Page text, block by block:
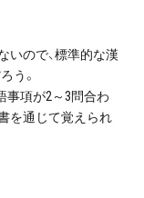
いので、標準的な漢
う。
事項が2～3問合わ
を通じて覚えられ